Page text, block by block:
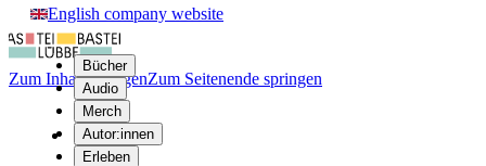
English company website
Bücher
Audio
Merch
Autor:innen
Erleben
Zum Inhalt springenZum Seitenende springen